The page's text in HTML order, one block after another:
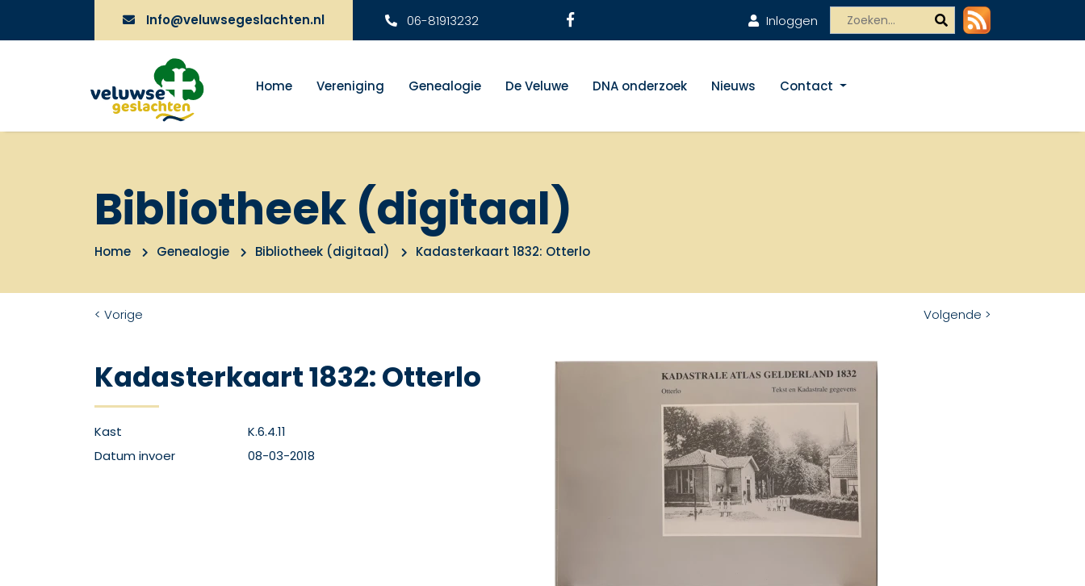
Info@veluwsegeslachten.nl 06-81913232 Inloggen
Home Vereniging Genealogie De Veluwe DNA onderzoek Nieuws Contact
Bibliotheek (digitaal)
Home Genealogie Bibliotheek (digitaal) Kadasterkaart 1832: Otterlo
< Vorige Volgende >
Kadasterkaart 1832: Otterlo
Kast
K.6.4.11
Datum invoer
08-03-2018